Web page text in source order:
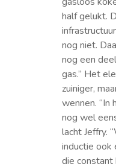
half gelukt.
nog niet.
nog een
gas.” Het
zuiniger,
wennen. “In
nog wel
lacht Jeffry.
inductie ook
die constant